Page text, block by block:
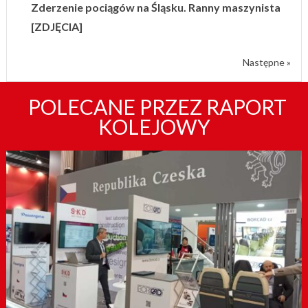
Zderzenie pociągów na Śląsku. Ranny maszynista
[ZDJĘCIA]
Następne »
POLECANE PRZEZ RAPORT
KOLEJOWY